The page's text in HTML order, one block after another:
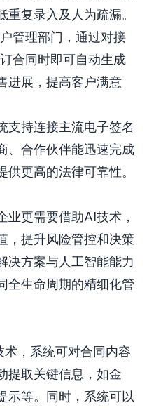
复录入及人为疏漏。
管理部门，通过对接
合同时即可自动生成
进展，提高客户满意
支持连接主流电子签名
、合作伙伴能迅速完成
更高的法律可靠性。
业更需要借助AI技术，
，提升风险管控和决策
决方案与人工智能能力
全生命周期的精细化管
，系统可对合同内容
提取关键信息，如金
示等。同时，系统可以